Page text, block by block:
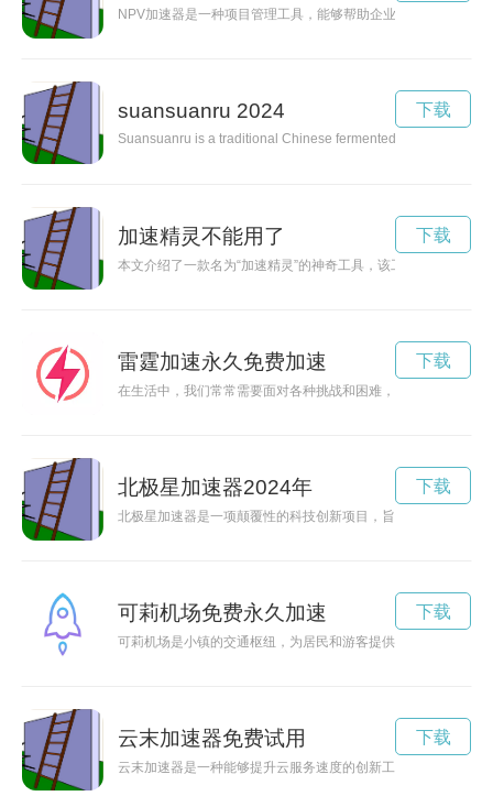
NPV加速器是一种项目管理工具，能够帮助企业快速准确地评
suansuanru 2024
Suansuanru is a traditional Chinese fermented food that is
下载
加速精灵不能用了
本文介绍了一款名为“加速精灵”的神奇工具，该工具能帮助用
下载
雷霆加速永久免费加速
在生活中，我们常常需要面对各种挑战和困难，需要以雷霆般
下载
北极星加速器2024年
北极星加速器是一项颠覆性的科技创新项目，旨在加速世界各
下载
可莉机场免费永久加速
可莉机场是小镇的交通枢纽，为居民和游客提供便捷的航空服
下载
云末加速器免费试用
云末加速器是一种能够提升云服务速度的创新工具，在当前数
下载